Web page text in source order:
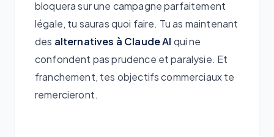
bloquera sur une campagne parfaitement
légale, tu sauras quoi faire. Tu as maintenant
des alternatives à Claude AI qui ne
confondent pas prudence et paralysie. Et
franchement, tes objectifs commerciaux te
remercieront.